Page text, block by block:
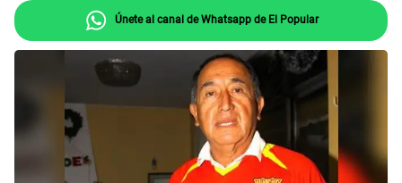
Únete al canal de Whatsapp de El Popular